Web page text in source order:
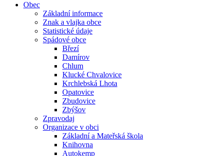
Obec
Základní informace
Znak a vlajka obce
Statistické údaje
Spádové obce
Březí
Damírov
Chlum
Klucké Chvalovice
Krchlebská Lhota
Opatovice
Zbudovice
Zbýšov
Zpravodaj
Organizace v obci
Základní a Mateřská škola
Knihovna
Autokemp